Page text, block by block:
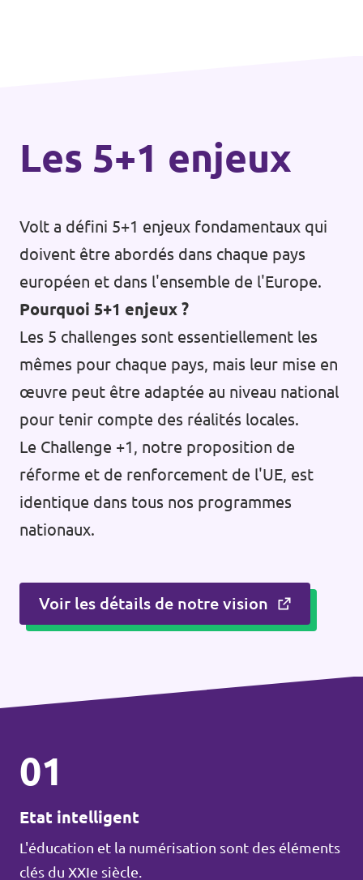
Les 5+1 enjeux
Volt a défini 5+1 enjeux fondamentaux qui
doivent être abordés dans chaque pays
européen et dans l'ensemble de l'Europe.
Pourquoi 5+1 enjeux ?
Les 5 challenges sont essentiellement les
mêmes pour chaque pays, mais leur mise en
œuvre peut être adaptée au niveau national
pour tenir compte des réalités locales.
Le Challenge +1, notre proposition de
réforme et de renforcement de l'UE, est
identique dans tous nos programmes
nationaux.
Voir les détails de notre vision
01
Etat intelligent
L'éducation et la numérisation sont des éléments
clés du XXIe siècle.